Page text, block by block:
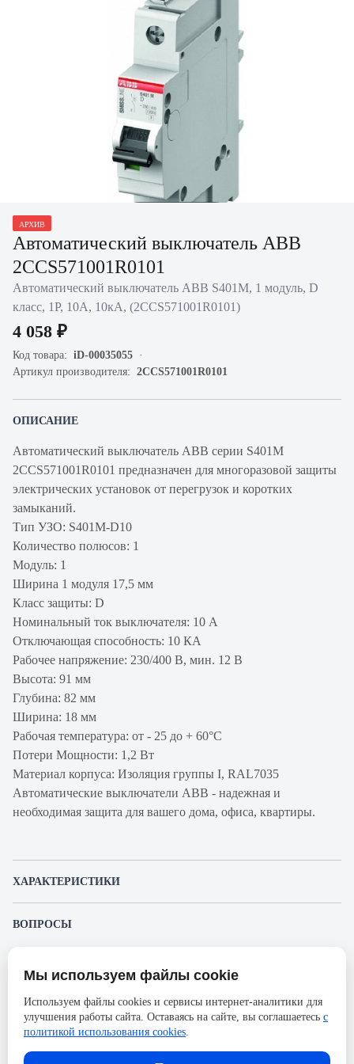
АРХИВ
Автоматический выключатель ABB
2CCS571001R0101
Автоматический выключатель ABB S401M, 1 модуль, D
класс, 1P, 10А, 10кА, (2CCS571001R0101)
4 058 ₽
Код товара: iD-00035055
Артикул производителя: 2CCS571001R0101
ОПИСАНИЕ
Автоматический выключатель ABB серии S401M
2CCS571001R0101 предназначен для многоразовой защиты
электрических установок от перегрузок и коротких
замыканий.
Тип УЗО: S401M-D10
Количество полюсов: 1
Модуль: 1
Ширина 1 модуля 17,5 мм
Класс защиты: D
Номинальный ток выключателя: 10 А
Отключающая способность: 10 КА
Рабочее напряжение: 230/400 В, мин. 12 В
Высота: 91 мм
Глубина: 82 мм
Ширина: 18 мм
Рабочая температура: от - 25 до + 60°С
Потери Мощности: 1,2 Вт
Материал корпуса: Изоляция группы I, RAL7035
Автоматические выключатели ABB - надежная и
необходимая защита для вашего дома, офиса, квартиры.
ХАРАКТЕРИСТИКИ
Производитель
Серия
S401M
Номинальный ток
Напряжение, В
230
ВОПРОСЫ
Пожалуйста, авторизуйтесь, чтобы иметь
возможность оставлять вопросы.
Представленные изображения и характеристики могут отличаться от реального
без предварительного уведомления. Компания АйДистрибьют не несёт
ответственности в случае не соответствия текущей модели товаров фотографиям,
размещённым в карточке товара.
Мы используем файлы cookie
Используем файлы cookies и сервисы интернет-аналитики для
улучшения работы сайта. Оставаясь на сайте, вы соглашаетесь с
политикой использования cookies.